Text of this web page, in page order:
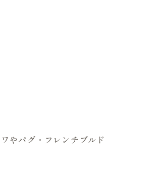
やパグ・フレンチブルド